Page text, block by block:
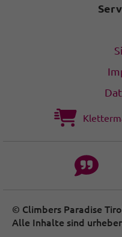
© Climbers Paradise
Alle Inhalte sind